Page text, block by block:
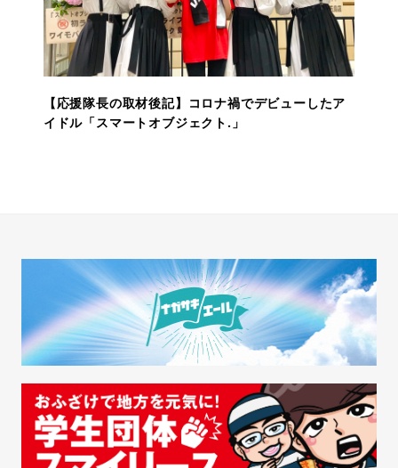
【応援隊長の取材後記】コロナ禍でデビューしたア
イドル「スマートオブジェクト.」